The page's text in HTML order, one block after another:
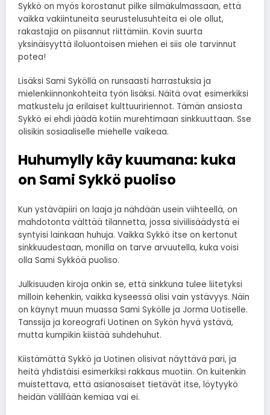
Sykkö on myös korostanut pilke silmäkulmassaan, että
vaikka vakiintuneita seurustelusuhteita ei ole ollut,
rakastajia on piisannut riittämiin. Kovin suurta
yksinäisyyttä iloluontoisen miehen ei siis ole tarvinnut
potea!
Lisäksi Sami Syköllä on runsaasti harrastuksia ja
mielenkiinnonkohteita työn lisäksi. Näitä ovat esimerkiksi
matkustelu ja erilaiset kulttuuririennot. Tämän ansiosta
Sykkö ei ehdi jäädä kotiin murehtimaan sinkkuuttaan. Sse
olisikin sosiaaliselle miehelle vaikeaa.
Huhumylly käy kuumana: kuka
on Sami Sykkö puoliso
Kun ystäväpiiri on laaja ja nähdään usein viihteellä, on
mahdotonta välttää tilannetta, jossa siviilisäädystä ei
syntyisi lainkaan huhuja. Vaikka Sykkö itse on kertonut
sinkkuudestaan, monilla on tarve arvuutella, kuka voisi
olla Sami Sykköä puoliso.
Julkisuuden kiroja onkin se, että sinkkuna tulee liitetyksi
milloin kehenkin, vaikka kyseessä olisi vain ystävyys. Näin
on käynyt muun muassa Sami Sykölle ja Jorma Uotiselle.
Tanssija ja koreografi Uotinen on Sykön hyvä ystävä,
mutta kumpikin kiistää suhdehuhut.
Kiistämättä Sykkö ja Uotinen olisivat näyttävä pari, ja
heitä yhdistäisi esimerkiksi rakkaus muotiin. On kuitenkin
muistettava, että asianosaiset tietävät itse, löytyykö
heidän välillään kemiaa vai ei.